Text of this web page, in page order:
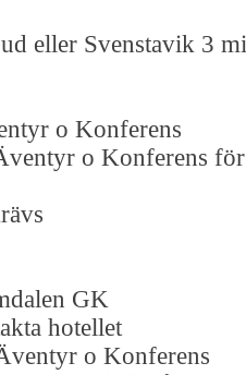
eller Svenstavik 3
o Konferens
o Konferens för
GK
hotellet
o Konferens